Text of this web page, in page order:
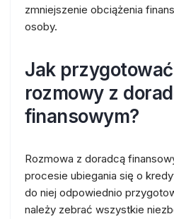
zmniejszenie obciążenia
osoby.
Jak
rozmowy z
finansowym?
Rozmowa z doradcą
procesie ubiegania się o
do niej odpowiednio
należy zebrać wszystkie